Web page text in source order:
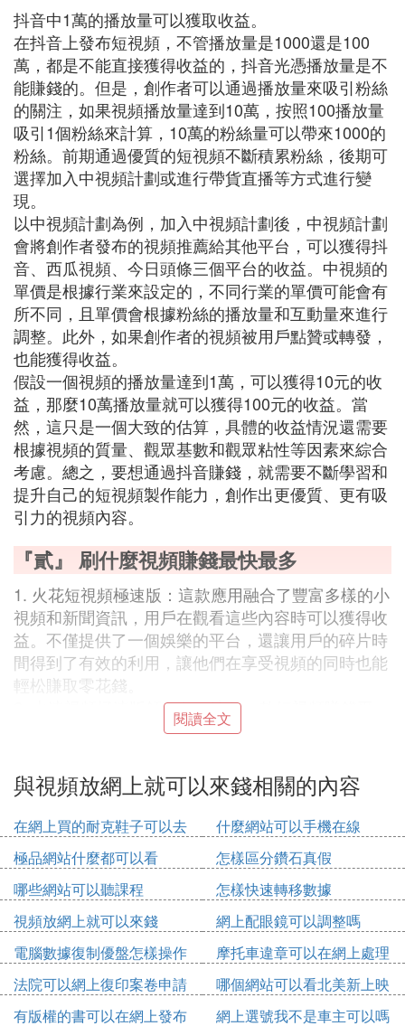
抖音中1萬的播放量可以獲取收益。
在抖音上發布短視頻，不管播放量是1000還是100
萬，都是不能直接獲得收益的，抖音光憑播放量是不
能賺錢的。但是，創作者可以通過播放量來吸引粉絲
的關注，如果視頻播放量達到10萬，按照100播放量
吸引1個粉絲來計算，10萬的粉絲量可以帶來1000的
粉絲。前期通過優質的短視頻不斷積累粉絲，後期可
選擇加入中視頻計劃或進行帶貨直播等方式進行變
現。
以中視頻計劃為例，加入中視頻計劃後，中視頻計劃
會將創作者發布的視頻推薦給其他平台，可以獲得抖
音、西瓜視頻、今日頭條三個平台的收益。中視頻的
單價是根據行業來設定的，不同行業的單價可能會有
所不同，且單價會根據粉絲的播放量和互動量來進行
調整。此外，如果創作者的視頻被用戶點贊或轉發，
也能獲得收益。
假設一個視頻的播放量達到1萬，可以獲得10元的收
益，那麼10萬播放量就可以獲得100元的收益。當
然，這只是一個大致的估算，具體的收益情況還需要
根據視頻的質量、觀眾基數和觀眾粘性等因素來綜合
考慮。總之，要想通過抖音賺錢，就需要不斷學習和
提升自己的短視頻製作能力，創作出更優質、更有吸
引力的視頻內容。
『貳』 刷什麼視頻賺錢最快最多
1. 火花短視頻極速版：這款應用融合了豐富多樣的小
視頻和新聞資訊，用戶在觀看這些內容時可以獲得收
益。不僅提供了一個娛樂的平台，還讓用戶的碎片時
間得到了有效的利用，讓他們在享受視頻的同時也能
輕松賺取零花錢。
2. 火速視頻極速版領紅包：這是一款短視頻賺錢平
台，用戶可以在這里找到眾多有趣的短視頻，並通過
便，適合各種用戶使用。
3. 火速視頻極速版：這款軟體包含了大量免費的短視
頻內容，用戶可以根據個人興趣進行選擇觀看。它是
一個輕松賺錢的平台，特別適合在空閑時間使用。
4. 趣刷短視頻極速版：這款應用允許用戶在線觀看視
頻並賺取零花錢。它提供了豐富的視頻資源和多種賺
錢任務，用戶只需花費少許時間就能完成任務並獲得
獎勵。
5. 趣看短視頻極速版：用戶可以通過觀看短視頻來賺
錢，軟體中的內容以搞笑段子為主，同時也提供了許
多賺錢任務，讓用戶在娛樂的同時也能賺取收益。
閱讀全文
與視頻放網上就可以來錢相關的內容
在網上買的耐克鞋子可以去
實體店維修嗎
什麼網站可以手機在線
極品網站什麼都可以看
怎樣區分鑽石真假
哪些網站可以聽課程
怎樣快速轉移數據
視頻放網上就可以來錢
網上配眼鏡可以調整嗎
電腦數據復制優盤怎樣操作
摩托車違章可以在網上處理
法院可以網上復印案卷申請
書
哪個網站可以看北美新上映
電影
有版權的書可以在網上發布 網上選號我不是車主可以嗎